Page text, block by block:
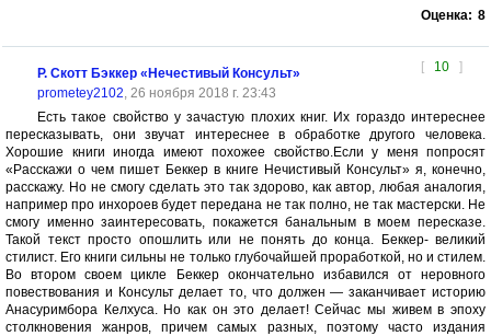
Оценка: 8
[ 10 ]
Р. Скотт Бэккер «Нечестивый Консульт»
prometey2102, 26 ноября 2018 г. 23:43
Есть такое свойство у зачастую плохих книг. Их гораздо интереснее
пересказывать, они звучат интереснее в обработке другого человека.
Хорошие книги иногда имеют похожее свойство.Если у меня попросят
«Расскажи о чем пишет Беккер в книге Нечистивый Консульт» я, конечно,
расскажу. Но не смогу сделать это так здорово, как автор, любая аналогия,
например про инхороев будет передана не так полно, не так мастерски. Не
смогу именно заинтересовать, покажется банальным в моем пересказе.
Такой текст просто опошлить или не понять до конца. Беккер- великий
стилист. Его книги сильны не только глубочайшей проработкой, но и стилем.
Во втором своем цикле Беккер окончательно избавился от неровного
повествования и Консульт делает то, что должен — заканчивает историю
Анасуримбора Келхуса. Но как он это делает! Сейчас мы живем в эпоху
столкновения жанров, причем самых разных, поэтому часто издания